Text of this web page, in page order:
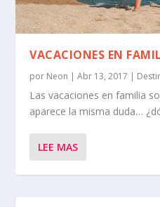
VACACIONES EN
por Neon |Abr 13, 2017 |
Las vacaciones en familia
aparece la misma duda…
LEE MAS